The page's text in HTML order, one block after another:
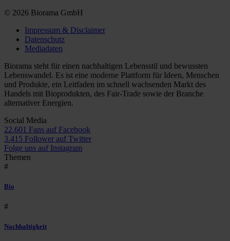
© 2026 Biorama GmbH
Impressum & Disclaimer
Datenschutz
Mediadaten
Biorama steht für einen nachhaltigen Lebensstil und bewussten
Lebenswandel. Es ist eine moderne Plattform für Ideen, Menschen
und Produkte, ein Leitfaden im schnell wachsenden Markt des
Handels mit Bioprodukten, des Fair-Trade sowie der Branche
alternativer Energien.
Social Media
22.601 Fans auf Facebook
3.415 Follower auf Twitter
Folge uns auf Instagram
Themen
#
Bio
#
Nachhaltigkeit